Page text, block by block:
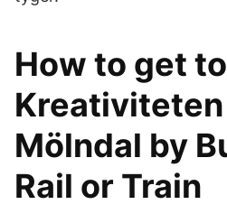
How to get to
Mölndal by
Rail or Train